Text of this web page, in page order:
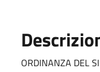
ORDINANZA DEL